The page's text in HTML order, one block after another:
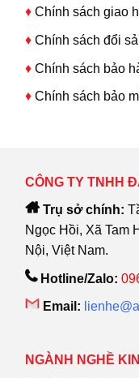
♦ Chính sách giao
♦ Chính sách đổi
♦ Chính sách bảo
♦ Chính sách bảo
CÔNG TY TNHH
Trụ sở chính:
Ngọc Hồi, Xã Tam
Nội, Việt Nam.
Hotline/Zalo:
Email:
NGÀNH NGHỀ